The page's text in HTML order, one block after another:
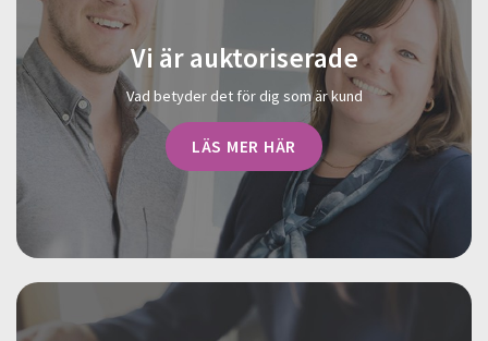
Vi är auktoriserade
Vad betyder det för dig som är kund
LÄS MER HÄR